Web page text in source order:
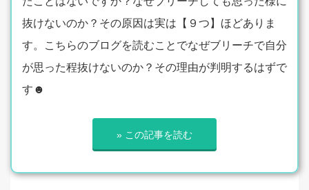
抜けないのか？その原因は実は【９つ】ほどありま
す。こちらのブログを読むことでなぜブリーチで自分
が思った程抜けないのか？その理由が判明するはずで
す☻
» この記事を読む